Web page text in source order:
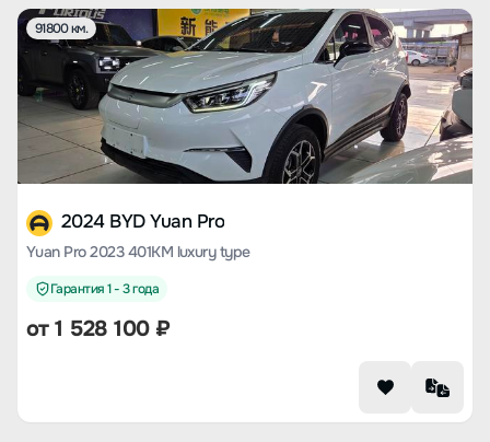
91800 км.
2024 BYD Yuan Pro
Yuan Pro 2023 401KM luxury type
Гарантия 1 - 3 года
от1 528 100₽